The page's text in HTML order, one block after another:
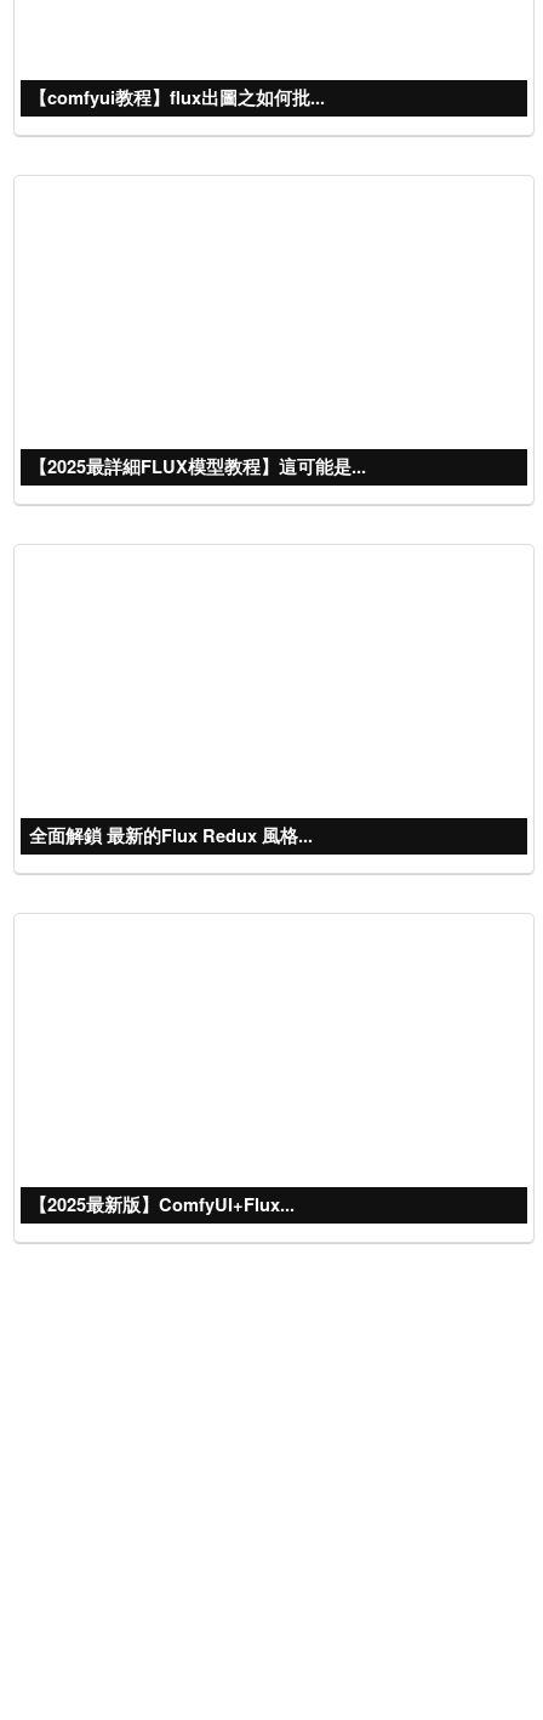
【comfyui教程】flux出圖之如何批...
【2025最詳細FLUX模型教程】這可能是...
全面解鎖 最新的Flux Redux 風格...
【2025最新版】ComfyUI+Flux...